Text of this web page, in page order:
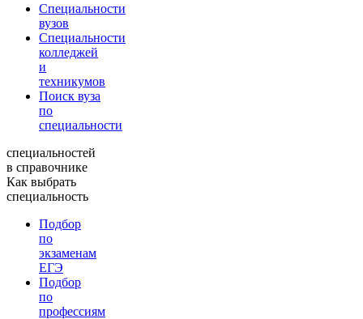
Специальности
вузов
Специальности
колледжей
и
техникумов
Поиск вуза
по
специальности
специальностей
в справочнике
Как выбрать
специальность
Подбор
по
экзаменам
ЕГЭ
Подбор
по
профессиям